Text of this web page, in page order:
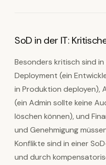
SoD in der IT:
Besonders kritisch sind
Deployment (ein
in Produktion deployen),
(ein Admin sollte keine
löschen können), und
und Genehmigung
Konflikte sind in einer
und durch